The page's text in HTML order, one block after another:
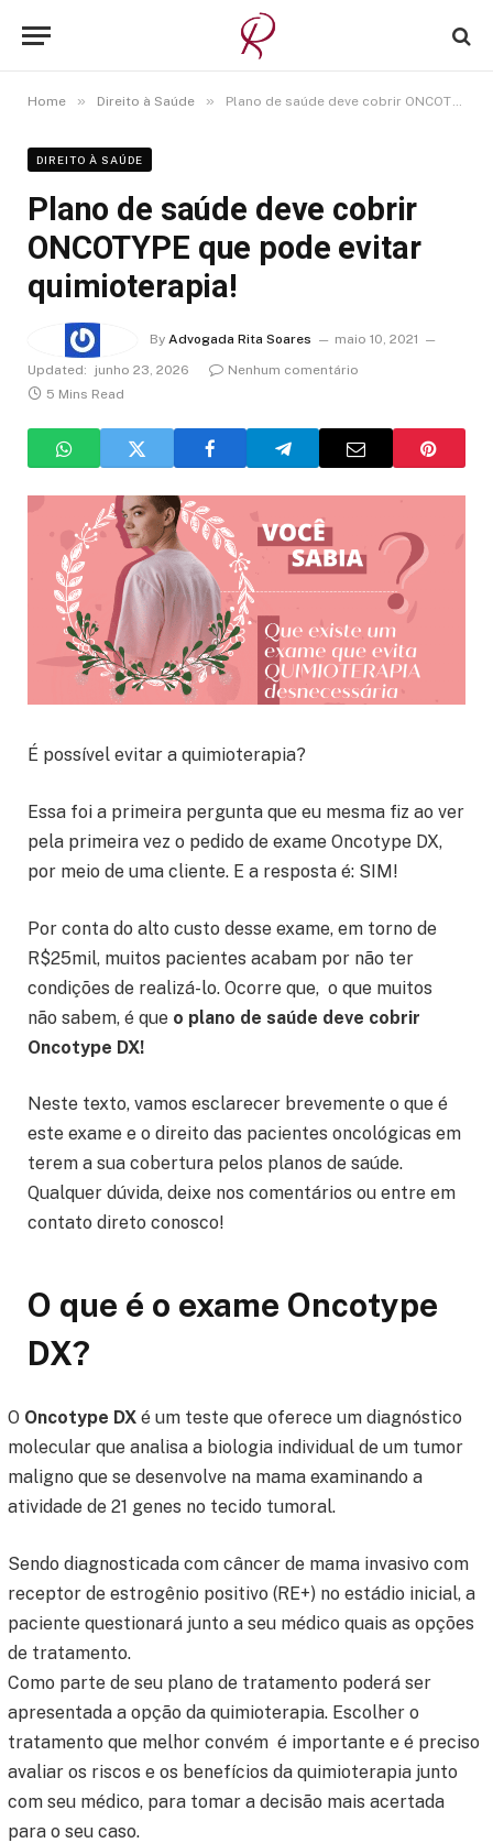
Home » Direito à Saúde » Plano de saúde deve cobrir ONCOTYPE que pode evitar quimioterapia!
DIREITO À SAÚDE
Plano de saúde deve cobrir
ONCOTYPE que pode evitar
quimioterapia!
By Advogada Rita Soares
maio 10, 2021
Updated:
junho 23, 2026
Nenhum comentário
5 Mins Read
É possível evitar a quimioterapia?
Essa foi a primeira pergunta que eu mesma fiz ao ver
pela primeira vez o pedido de exame Oncotype DX,
por meio de uma cliente. E a resposta é: SIM!
Por conta do alto custo desse exame, em torno de
R$25mil, muitos pacientes acabam por não ter
condições de realizá-lo. Ocorre que, o que muitos
não sabem, é que o plano de saúde deve cobrir
Oncotype DX!
Neste texto, vamos esclarecer brevemente o que é
este exame e o direito das pacientes oncológicas em
terem a sua cobertura pelos planos de saúde.
Qualquer dúvida, deixe nos comentários ou entre em
contato direto conosco!
O que é o exame Oncotype
DX?
O Oncotype DX é um teste que oferece um diagnóstico
molecular que analisa a biologia individual de um tumor
maligno que se desenvolve na mama examinando a
atividade de 21 genes no tecido tumoral.
Sendo diagnosticada com câncer de mama invasivo com
receptor de estrogênio positivo (RE+) no estádio inicial, a
paciente questionará junto a seu médico quais as opções
de tratamento.
Como parte de seu plano de tratamento poderá ser
apresentada a opção da quimioterapia. Escolher o
tratamento que melhor convém é importante e é preciso
avaliar os riscos e os benefícios da quimioterapia junto
com seu médico, para tomar a decisão mais acertada
para o seu caso.